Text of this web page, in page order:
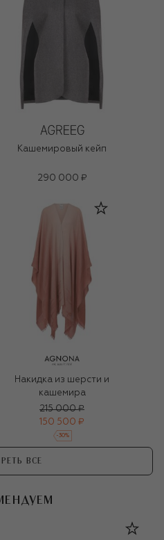
Кашемировый кейп
290 000 ₽
Накидка из шерсти и
кашемира
215 000 ₽
150 500 ₽
-30%
ВСЕ